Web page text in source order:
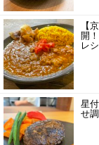
【
開
レ
星
せ